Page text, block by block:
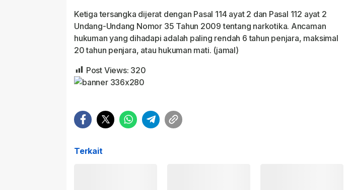
Ketiga tersangka dijerat dengan Pasal 114 ayat 2 dan Pasal 112 ayat 2
Undang-Undang Nomor 35 Tahun 2009 tentang narkotika. Ancaman
hukuman yang dihadapi adalah paling rendah 6 tahun penjara, maksimal
20 tahun penjara, atau hukuman mati. (jamal)
Post Views: 320
Terkait